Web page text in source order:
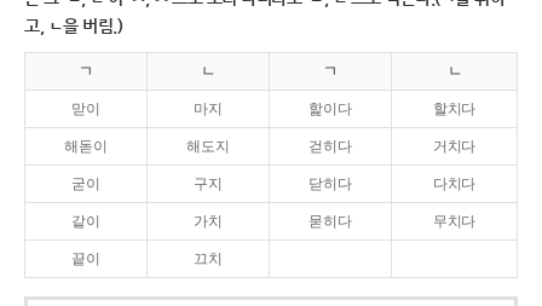
고, ㄴ을 버림.)
ㄱ ㄴ ㄱ ㄴ
맏이 마지 핥이다 할치다
해돋이 해도지 걷히다 거치다
굳이 구지 닫히다 다치다
같이 가치 묻히다 무치다
끝이 끄치